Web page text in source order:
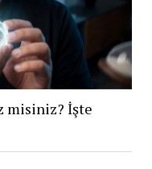
misiniz? İşte